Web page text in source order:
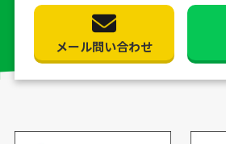
メール問い合わせ